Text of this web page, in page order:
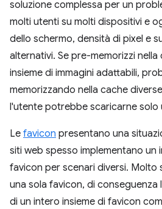
soluzione complessa per un
molti utenti su molti dispositivi e
dello schermo, densità di pixel e
alternativi. Se pre-memorizzi
insieme di immagini adattabili,
memorizzando nella cache
l'utente potrebbe scaricarne solo
Le favicon presentano una
siti web spesso implementano un
favicon per scenari diversi. Molto
una sola favicon, di conseguenza
di un intero insieme di favicon